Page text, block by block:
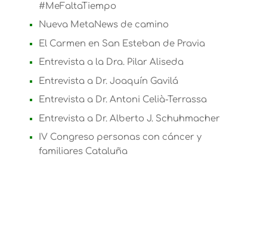
#MeFaltaTiempo
Nueva MetaNews de camino
El Carmen en San Esteban de Pravia
Entrevista a la Dra. Pilar Aliseda
Entrevista a Dr. Joaquín Gavilá
Entrevista a Dr. Antoni Celià-Terrassa
Entrevista a Dr. Alberto J. Schuhmacher
IV Congreso personas con cáncer y
familiares Cataluña